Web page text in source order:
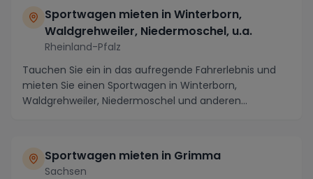
Sportwagen mieten in Winterborn,
Waldgrehweiler, Niedermoschel, u.a.
Rheinland-Pfalz
Tauchen Sie ein in das aufregende Fahrerlebnis und
mieten Sie einen Sportwagen in Winterborn,
Waldgrehweiler, Niedermoschel und anderen
Sportwagen mieten in Grimma
Sachsen